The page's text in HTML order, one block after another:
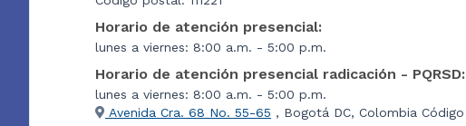
Horario de atención presencial:
lunes a viernes: 8:00 a.m. - 5:00 p.m.
Horario de atención presencial radicación - PQRSD:
lunes a viernes: 8:00 a.m. - 5:00 p.m.
Avenida Cra. 68 No. 55-65 , Bogotá DC, Colombia Código